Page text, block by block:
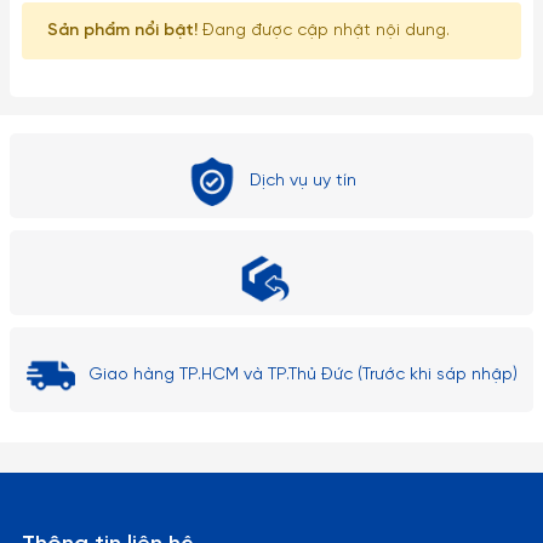
– Những loại ly rượu vang, ly cooktail thủy tinh mà có phần
– Tuyệt đối không dùng các đồ vật cứng thô ráp để lau chùi
– Tránh dùng Ly trong lò vi sóng, lò nướng hay các thiết bị có
đĩa.
Sản phẩm nổi bật! Đang được cập nhật nội dung.
Dịch vụ uy tín
Giao hàng TP.HCM và TP.Thủ Đức (Trước khi sáp nhập)